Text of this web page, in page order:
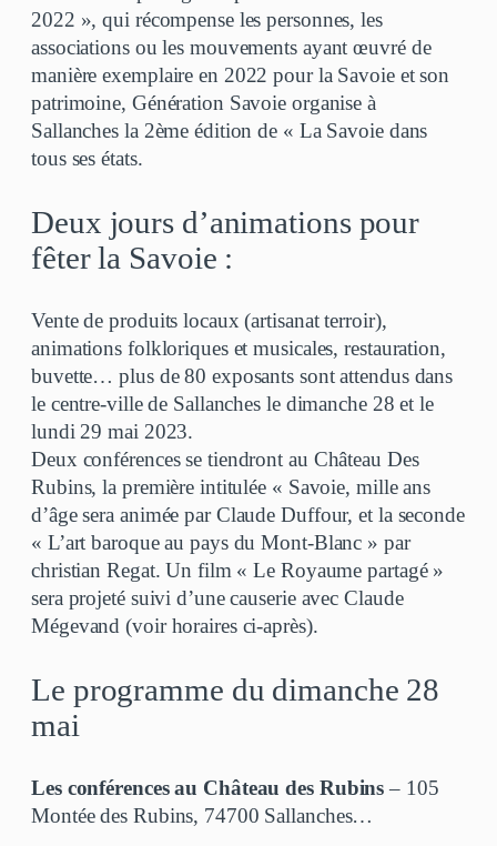
2022 », qui récompense les personnes, les
associations ou les mouvements ayant œuvré de
manière exemplaire en 2022 pour la Savoie et son
patrimoine, Génération Savoie organise à
Sallanches la 2ème édition de « La Savoie dans
tous ses états.
Deux jours d’animations pour
fêter la Savoie :
Vente de produits locaux (artisanat terroir),
animations folkloriques et musicales, restauration,
buvette… plus de 80 exposants sont attendus dans
le centre-ville de Sallanches le dimanche 28 et le
lundi 29 mai 2023.
Deux conférences se tiendront au Château Des
Rubins, la première intitulée « Savoie, mille ans
d’âge sera animée par Claude Duffour, et la seconde
« L’art baroque au pays du Mont-Blanc » par
christian Regat. Un film « Le Royaume partagé »
sera projeté suivi d’une causerie avec Claude
Mégevand (voir horaires ci-après).
Le programme du dimanche 28
mai
Les conférences au Château des Rubins – 105
Montée des Rubins, 74700 Sallanches…